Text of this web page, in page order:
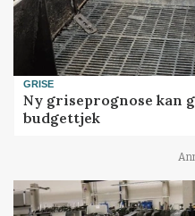
GRISE
Ny griseprognose kan
budgettjek